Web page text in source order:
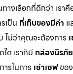
างเลือกที่ดีกว่า เราคื
เป็น ที่เก็บของมีค่า แ
ม่ว่าคุณจะต้องการ
ใด เราก็มี กล่องนิรภัย
รในการ เช่าเซฟขอ